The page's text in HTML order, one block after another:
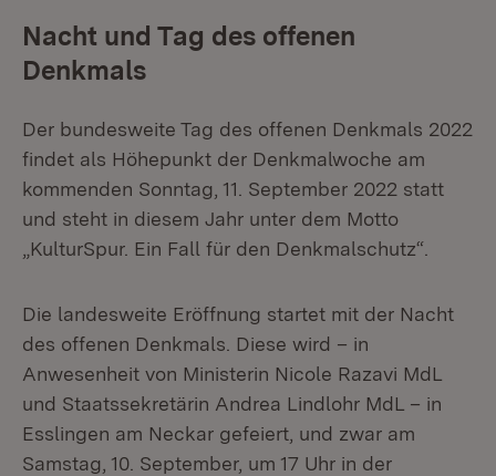
Nacht und Tag des offenen
Denkmals
Der bundesweite Tag des offenen Denkmals 2022
findet als Höhepunkt der Denkmalwoche am
kommenden Sonntag, 11. September 2022 statt
und steht in diesem Jahr unter dem Motto
„KulturSpur. Ein Fall für den Denkmalschutz“.
Die landesweite Eröffnung startet mit der Nacht
des offenen Denkmals. Diese wird – in
Anwesenheit von Ministerin Nicole Razavi MdL
und Staatssekretärin Andrea Lindlohr MdL – in
Esslingen am Neckar gefeiert, und zwar am
Samstag, 10. September, um 17 Uhr in der